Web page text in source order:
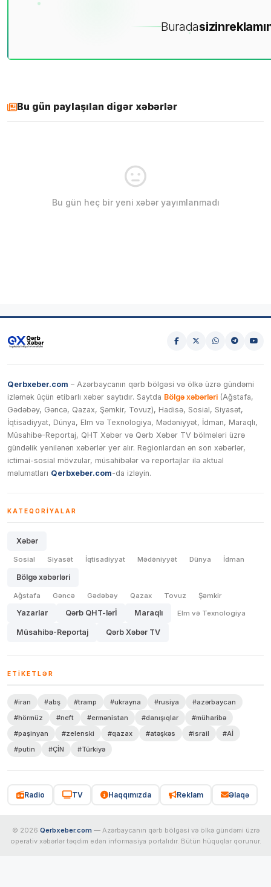
Buradasizin
Bu gün paylaşılan digər xəbərlər
Bu gün heç bir yeni xəbər yayımlanmadı
Qerbxeber.com – Azərbaycanın qərb bölgəsi və ölkə üzrə gündəmi
izləmək üçün etibarlı xəbər saytıdır. Saytda Bölgə xəbərləri (Ağstafa,
Gədəbəy, Gəncə, Qazax, Şəmkir, Tovuz), Hadisə, Sosial, Siyasət,
İqtisadiyyat, Dünya, Elm və Texnologiya, Mədəniyyət, İdman, Maraqlı,
Müsahibə-Reportaj, QHT Xəbər və Qərb Xəbər TV bölmələri üzrə
gündəlik yenilənən xəbərlər yer alır. Regionlardan ən son xəbərlər,
ictimai-sosial mövzular, müsahibələr və reportajlar ilə aktual
məlumatları Qerbxeber.com-da izləyin.
KATEQORIYALAR
Xəbər
Sosial Siyasət İqtisadiyyat Mədəniyyət Dünya İdman
Bölgə xəbərləri
Ağstafa Gəncə Gədəbəy Qazax Tovuz Şəmkir
Yazarlar Qərb QHT-lərİ Maraqlı Elm və Texnologiya
Müsahibə-Reportaj Qərb Xəbər TV
ETIKETLƏR
#iran #abş #tramp #ukrayna #rusiya
#azərbaycan
#hörmüz
#neft #ermənistan #danışıqlar
#müharibə
#paşinyan
#zelenski #qazax #atəşkəs #israil
#Aİ
#putin
#ÇİN #Türkiyə
Radio TV Haqqımızda Reklam Əlaqə
© 2026 Qerbxeber.com — Azərbaycanın qərb bölgəsi və ölkə gündəmi üzrə
operativ xəbərlər təqdim edən informasiya portalıdır. Bütün hüquqlar qorunur.